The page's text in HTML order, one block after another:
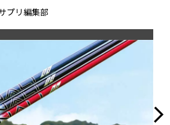
プリ編集部